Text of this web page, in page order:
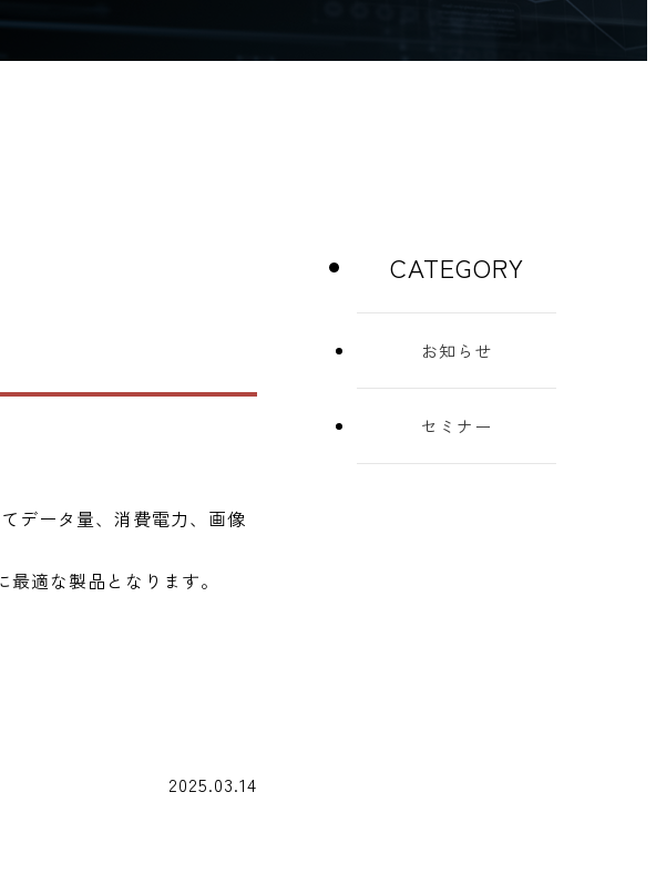
データ量、消費電力、画像
適な製品となります。
2025.03.14
CATEGORY
お知らせ
セミナー